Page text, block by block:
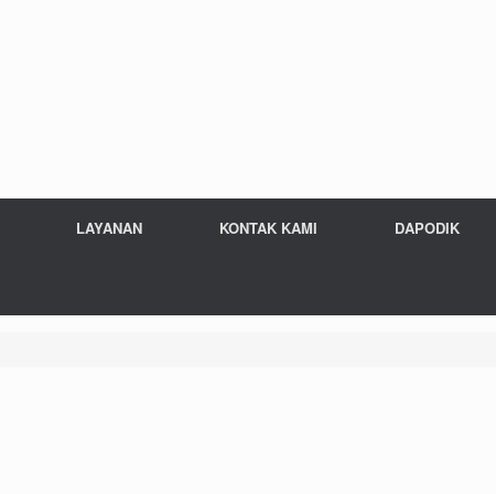
LAYANAN KONTAK KAMI DAPODIK